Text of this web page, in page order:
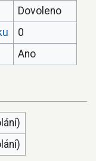
Dovoleno
0
Ano